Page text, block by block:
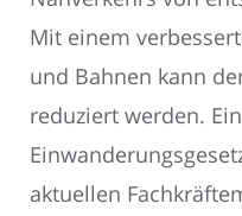
Mit einem
und Bahnen kann
reduziert werden.
aktuellen